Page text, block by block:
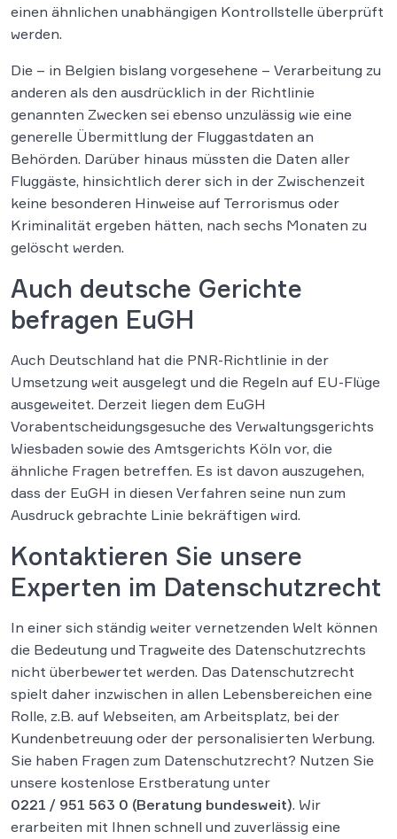
einen ähnlichen unabhängigen Kontrollstelle überprüft
werden.
Die – in Belgien bislang vorgesehene – Verarbeitung zu
anderen als den ausdrücklich in der Richtlinie
genannten Zwecken sei ebenso unzulässig wie eine
generelle Übermittlung der Fluggastdaten an
Behörden. Darüber hinaus müssten die Daten aller
Fluggäste, hinsichtlich derer sich in der Zwischenzeit
keine besonderen Hinweise auf Terrorismus oder
Kriminalität ergeben hätten, nach sechs Monaten zu
gelöscht werden.
Auch deutsche Gerichte
befragen EuGH
Auch Deutschland hat die PNR-Richtlinie in der
Umsetzung weit ausgelegt und die Regeln auf EU-Flüge
ausgeweitet. Derzeit liegen dem EuGH
Vorabentscheidungsgesuche des Verwaltungsgerichts
Wiesbaden sowie des Amtsgerichts Köln vor, die
ähnliche Fragen betreffen. Es ist davon auszugehen,
dass der EuGH in diesen Verfahren seine nun zum
Ausdruck gebrachte Linie bekräftigen wird.
Kontaktieren Sie unsere
Experten im Datenschutzrecht
In einer sich ständig weiter vernetzenden Welt können
die Bedeutung und Tragweite des Datenschutzrechts
nicht überbewertet werden. Das Datenschutzrecht
spielt daher inzwischen in allen Lebensbereichen eine
Rolle, z.B. auf Webseiten, am Arbeitsplatz, bei der
Kundenbetreuung oder der personalisierten Werbung.
Sie haben Fragen zum Datenschutzrecht? Nutzen Sie
unsere kostenlose Erstberatung unter
0221 / 951 563 0 (Beratung bundesweit). Wir
erarbeiten mit Ihnen schnell und zuverlässig eine